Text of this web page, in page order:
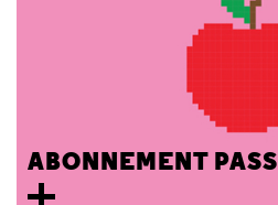
ABONNEMENT PASS